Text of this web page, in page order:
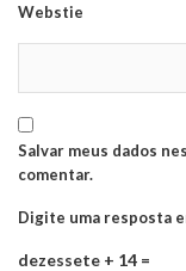
Webstie
Salvar meus dados
comentar.
Digite uma resposta
dezessete + 14 =